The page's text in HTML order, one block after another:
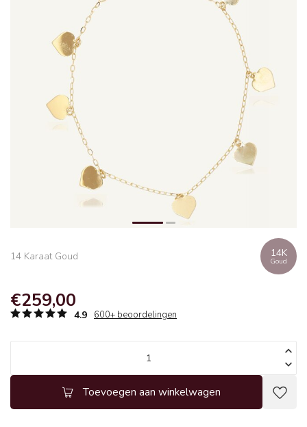
14 Karaat Goud 14K
Goud
€259,00
4.9 600+ beoordelingen
Toevoegen aan winkelwagen